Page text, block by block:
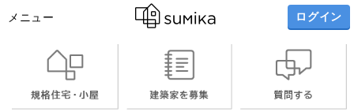
メニュー ログイン